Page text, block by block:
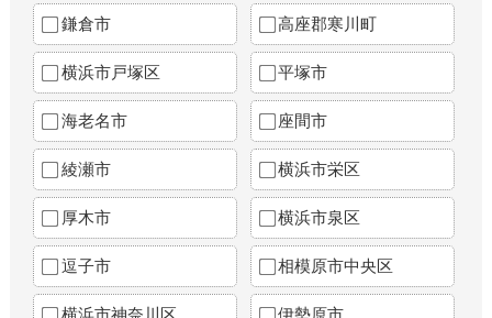
鎌倉市 高座郡寒川町
横浜市戸塚区 平塚市
海老名市 座間市
綾瀬市 横浜市栄区
厚木市 横浜市泉区
逗子市 相模原市中央区